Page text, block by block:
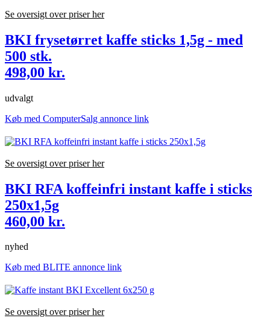
Se oversigt over priser her
BKI frysetørret kaffe sticks 1,5g - med
500 stk.
498,00 kr.
udvalgt
Køb med ComputerSalg annonce link
Se oversigt over priser her
BKI RFA koffeinfri instant kaffe i sticks
250x1,5g
460,00 kr.
nyhed
Køb med BLITE annonce link
Se oversigt over priser her